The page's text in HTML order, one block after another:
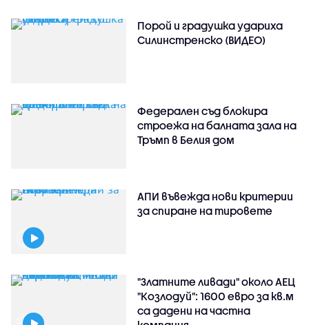
Порой и градушка удариха
Силинстренско (ВИДЕО)
Федерален съд блокира
строежа на балната зала на
Тръмп в Белия дом
АПИ въвежда нови критерии
за спиране на тировете
"Златните ливади" около АЕЦ
"Козлодуй": 1600 евро за кв.м
са дадени на частна